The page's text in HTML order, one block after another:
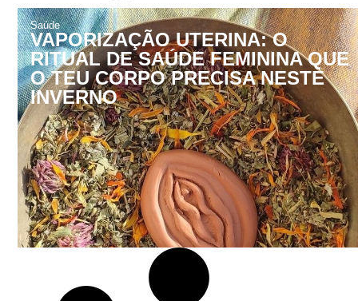
Saúde
VAPORIZAÇÃO UTERINA: O
RITUAL DE SAÚDE FEMININA QUE
O TEU CORPO PRECISA NESTE
INVERNO